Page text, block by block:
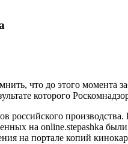
что до этого
которого
российского
на online.stepashka
на портале копий